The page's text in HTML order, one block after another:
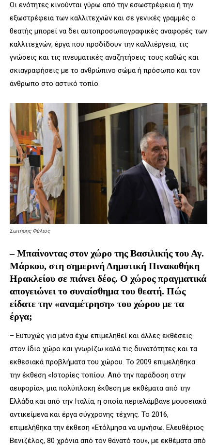
Οι ενότητες κινούνται γύρω από την εσωστρέφεια ή την
εξωστρέφεια των καλλιτεχνών και σε γενικές γραμμές ο
θεατής μπορεί να δει αυτοπροσωπογραφικές αναφορές των
καλλιτεχνών, έργα που προδίδουν την καλλιέργεια, τις
γνώσεις και τις πνευματικές αναζητήσεις τους καθώς και
σκιαγραφήσεις με το ανθρώπινο σώμα ή πρόσωπο και τον
άνθρωπο στο αστικό τοπίο.
Σωτήρης Φέλιος
– Μπαίνοντας στον χώρο της Βασιλικής του Αγ.
Μάρκου, στη σημερινή Δημοτική Πινακοθήκη
Ηρακλείου σε πιάνει δέος. Ο χώρος πραγματικά
απογειώνει το συναίσθημα του θεατή. Πώς
είδατε την «αναμέτρηση» του χώρου με τα
έργα;
– Ευτυχώς για μένα έχω επιμεληθεί και άλλες εκθέσεις
στον ίδιο χώρο και γνωρίζω καλά τις δυνατότητες και τα
εκθεσιακά προβλήματα του χώρου. Το 2009 επιμελήθηκα
την έκθεση «Ιστορίες τοπίου. Από την παράδοση στην
αειφορία», μια πολύπλοκη έκθεση με εκθέματα από την
Ελλάδα και από την Ιταλία, η οποία περιελάμβανε μουσειακά
αντικείμενα και έργα σύγχρονης τέχνης. Το 2016,
επιμελήθηκα την έκθεση «Ετόλμησα να υμνήσω. Ελευθέριος
Βενιζέλος, 80 χρόνια από τον θάνατό του», με εκθέματα από